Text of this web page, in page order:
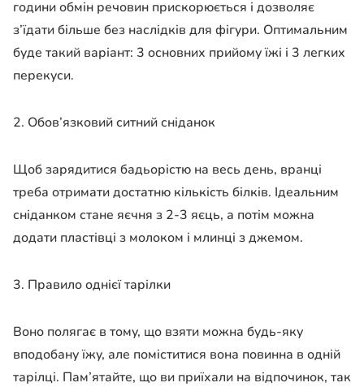
години обмін речовин прискорюється і дозволяє
з’їдати більше без наслідків для фігури. Оптимальним
буде такий варіант: 3 основних прийому їжі і 3 легких
перекуси.
2. Обов’язковий ситний сніданок
Щоб зарядитися бадьорістю на весь день, вранці
треба отримати достатню кількість білків. Ідеальним
сніданком стане яєчня з 2-3 яєць, а потім можна
додати пластівці з молоком і млинці з джемом.
3. Правило однієї тарілки
Воно полягає в тому, що взяти можна будь-яку
вподобану їжу, але поміститися вона повинна в одній
тарілці. Пам’ятайте, що ви приїхали на відпочинок, так